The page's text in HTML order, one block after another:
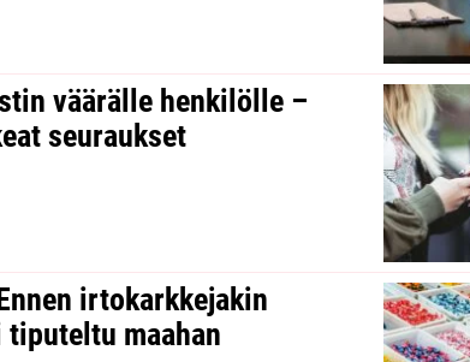
väärälle henkilölle –
seuraukset
irtokarkkejakin
maahan